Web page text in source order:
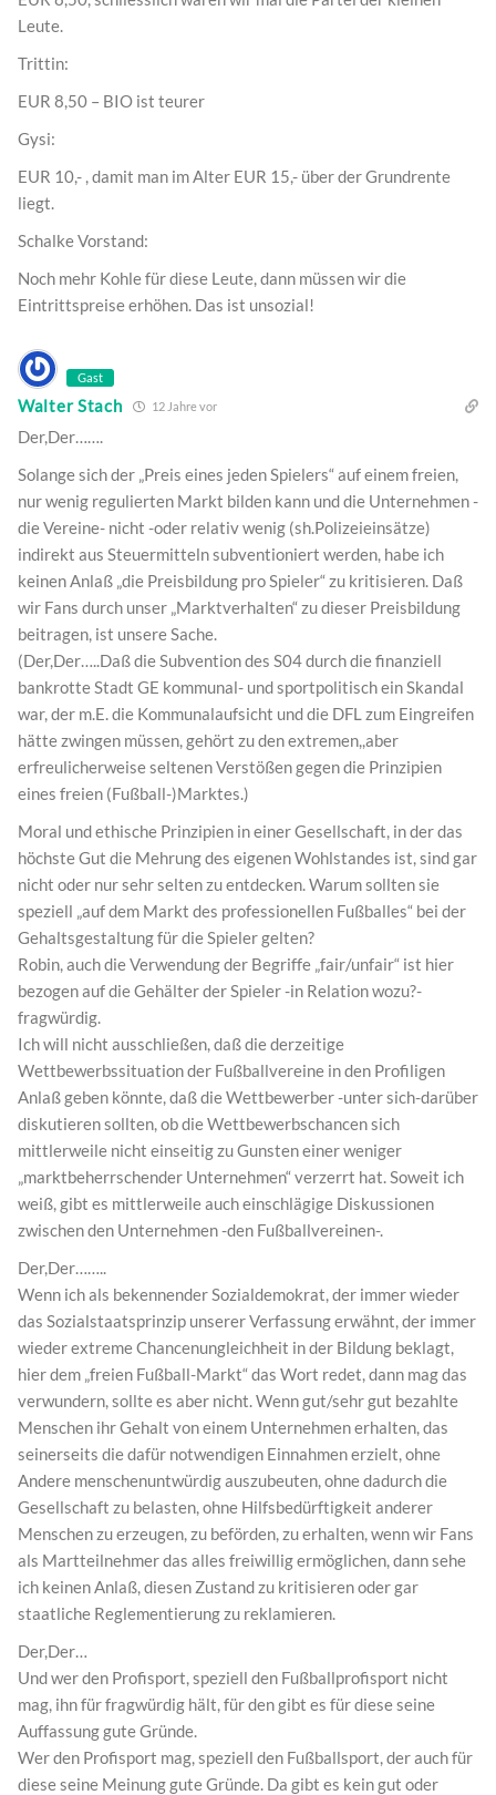
Leute.
Trittin:
EUR 8,50 – BIO ist teurer
Gysi:
EUR 10,- , damit man im Alter EUR 15,- über der Grundrente
liegt.
Schalke Vorstand:
Noch mehr Kohle für diese Leute, dann müssen wir die
Eintrittspreise erhöhen. Das ist unsozial!
Gast
Walter Stach 12 Jahre vor
Der,Der…….
Solange sich der „Preis eines jeden Spielers“ auf einem freien,
nur wenig regulierten Markt bilden kann und die Unternehmen -
die Vereine- nicht -oder relativ wenig (sh.Polizeieinsätze)
indirekt aus Steuermitteln subventioniert werden, habe ich
keinen Anlaß „die Preisbildung pro Spieler“ zu kritisieren. Daß
wir Fans durch unser „Marktverhalten“ zu dieser Preisbildung
beitragen, ist unsere Sache.
(Der,Der…..Daß die Subvention des S04 durch die finanziell
bankrotte Stadt GE kommunal- und sportpolitisch ein Skandal
war, der m.E. die Kommunalaufsicht und die DFL zum Eingreifen
hätte zwingen müssen, gehört zu den extremen,,aber
erfreulicherweise seltenen Verstößen gegen die Prinzipien
eines freien (Fußball-)Marktes.)
Moral und ethische Prinzipien in einer Gesellschaft, in der das
höchste Gut die Mehrung des eigenen Wohlstandes ist, sind gar
nicht oder nur sehr selten zu entdecken. Warum sollten sie
speziell „auf dem Markt des professionellen Fußballes“ bei der
Gehaltsgestaltung für die Spieler gelten?
Robin, auch die Verwendung der Begriffe „fair/unfair“ ist hier
bezogen auf die Gehälter der Spieler -in Relation wozu?-
fragwürdig.
Ich will nicht ausschließen, daß die derzeitige
Wettbewerbssituation der Fußballvereine in den Profiligen
Anlaß geben könnte, daß die Wettbewerber -unter sich-darüber
diskutieren sollten, ob die Wettbewerbschancen sich
mittlerweile nicht einseitig zu Gunsten einer weniger
„marktbeherrschender Unternehmen“ verzerrt hat. Soweit ich
weiß, gibt es mittlerweile auch einschlägige Diskussionen
zwischen den Unternehmen -den Fußballvereinen-.
Der,Der……..
Wenn ich als bekennender Sozialdemokrat, der immer wieder
das Sozialstaatsprinzip unserer Verfassung erwähnt, der immer
wieder extreme Chancenungleichheit in der Bildung beklagt,
hier dem „freien Fußball-Markt“ das Wort redet, dann mag das
verwundern, sollte es aber nicht. Wenn gut/sehr gut bezahlte
Menschen ihr Gehalt von einem Unternehmen erhalten, das
seinerseits die dafür notwendigen Einnahmen erzielt, ohne
Andere menschenuntwürdig auszubeuten, ohne dadurch die
Gesellschaft zu belasten, ohne Hilfsbedürftigkeit anderer
Menschen zu erzeugen, zu beförden, zu erhalten, wenn wir Fans
als Martteilnehmer das alles freiwillig ermöglichen, dann sehe
ich keinen Anlaß, diesen Zustand zu kritisieren oder gar
staatliche Reglementierung zu reklamieren.
Der,Der…
Und wer den Profisport, speziell den Fußballprofisport nicht
mag, ihn für fragwürdig hält, für den gibt es für diese seine
Auffassung gute Gründe.
Wer den Profisport mag, speziell den Fußballsport, der auch für
diese seine Meinung gute Gründe. Da gibt es kein gut oder